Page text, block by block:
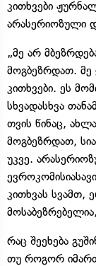
კითხვები
არასერიოზული
„მე არ
მოგბეზრდათ. მე
კითხვები. ეს
სხვადასხვა
თვის წინაც,
მოგბეზრდათ,
უკვე.
კითხვას სვამთ,
რაც შეეხება
თუ როგორ